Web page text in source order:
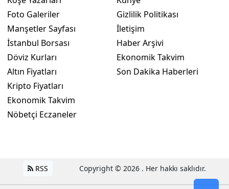
Foto Galeriler
Manşetler Sayfası
İstanbul Borsası
Döviz Kurları
Altın Fiyatları
Kripto Fiyatları
Ekonomik Takvim
Nöbetçi Eczaneler
Gizlilik Politikası
İletişim
Haber Arşivi
Ekonomik Takvim
Son Dakika Haberleri
RSS Copyright © 2026 . Her hakkı saklıdır.